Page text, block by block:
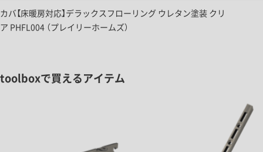
カバ【床暖房対応】デラックスフローリング ウレタン塗装 クリ
ア PHFL004 （プレイリーホームズ）
toolboxで買えるアイテム